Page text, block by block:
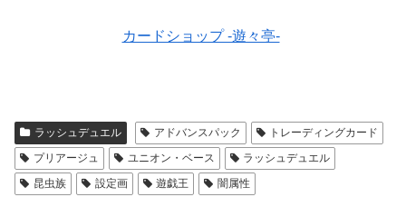
カードショップ -遊々亭-
ラッシュデュエル アドバンスパック
トレーディングカード
プリアージュ
ユニオン・ベース
ラッシュデュエル
昆虫族
設定画 遊戯王 闇属性